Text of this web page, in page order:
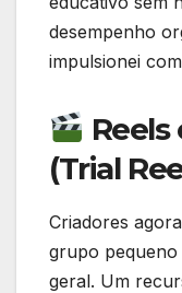
desempenho
impulsionei
(Trial
Criadores
grupo
geral. Um